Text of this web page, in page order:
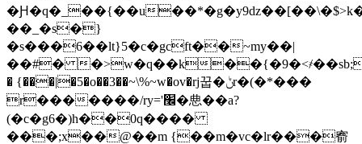
�Ԩ�q�_��{��u
��_�s�}
�s���6��lt}5�c�gcft��~my��|
��#� �>w�q��k
� {���|�5�o��3��~\%~w�ov�rj꿉�ݨr�(�*���
r�������/ry='׬�㤟��a?
(�c�g6�)h��0q����
���;x��@��m {��m�vc�lr���窬